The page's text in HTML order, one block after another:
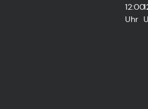
12:00
Uhr